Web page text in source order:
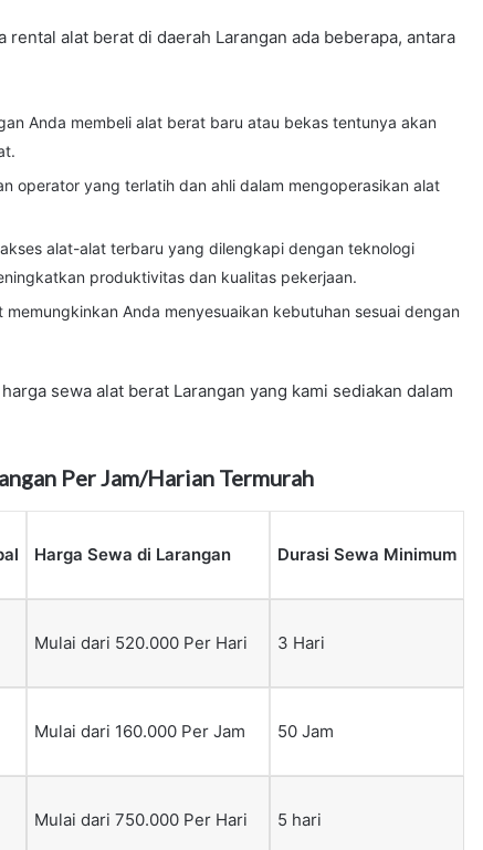
alat berat di daerah Larangan ada beberapa, antara
Anda membeli alat berat baru atau bekas tentunya akan
operator yang terlatih dan ahli dalam mengoperasikan alat
alat-alat terbaru yang dilengkapi dengan teknologi
produktivitas dan kualitas pekerjaan.
Anda menyesuaikan kebutuhan sesuai dengan
sewa alat berat Larangan yang kami sediakan dalam
Per Jam/Harian Termurah
Harga Sewa di Larangan Durasi Sewa Minimum
Mulai dari 520.000 Per Hari 3 Hari
Mulai dari 160.000 Per Jam 50 Jam
Mulai dari 750.000 Per Hari 5 hari